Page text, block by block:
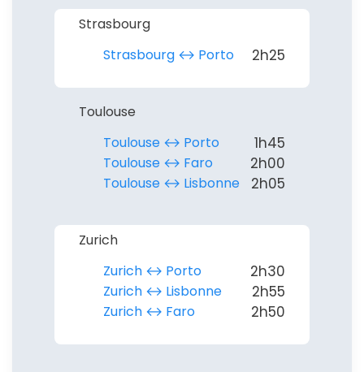
Strasbourg
Strasbourg ↔︎ Porto
2h25
Toulouse
Toulouse ↔︎ Porto
1h45
Toulouse ↔︎ Faro 2h00
Toulouse ↔︎ Lisbonne 2h05
Zurich
Zurich ↔︎ Porto
2h30
Zurich ↔︎ Lisbonne 2h55
Zurich ↔︎ Faro 2h50